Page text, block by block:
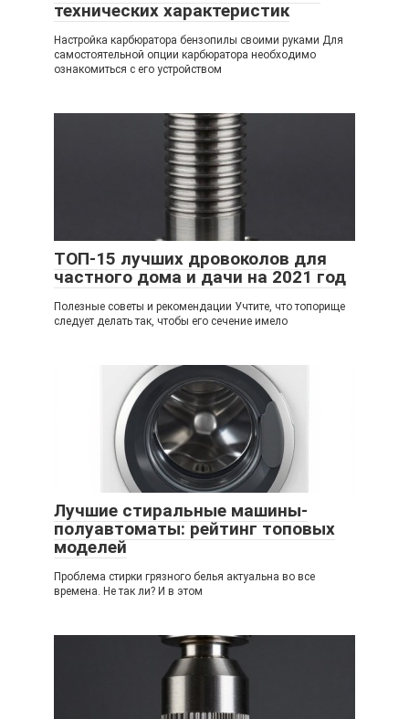
технических характеристик
Настройка карбюратора бензопилы своими руками Для
самостоятельной опции карбюратора необходимо
ознакомиться с его устройством
ТОП-15 лучших дровоколов для
частного дома и дачи на 2021 год
Полезные советы и рекомендации Учтите, что топорище
следует делать так, чтобы его сечение имело
Лучшие стиральные машины-
полуавтоматы: рейтинг топовых
моделей
Проблема стирки грязного белья актуальна во все
времена. Не так ли? И в этом